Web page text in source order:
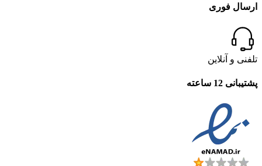
ارسال فوری
تلفنی و آنلاین
پشتیبانی 12 ساعته